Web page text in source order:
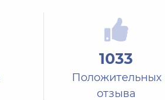
1033
Положительных
отзыва